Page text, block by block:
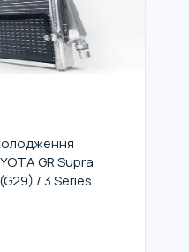
GR Supra
/ 3 Series